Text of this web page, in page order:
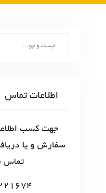
اطلاعات تماس
جهت کسب
سفارش و یا
تماس